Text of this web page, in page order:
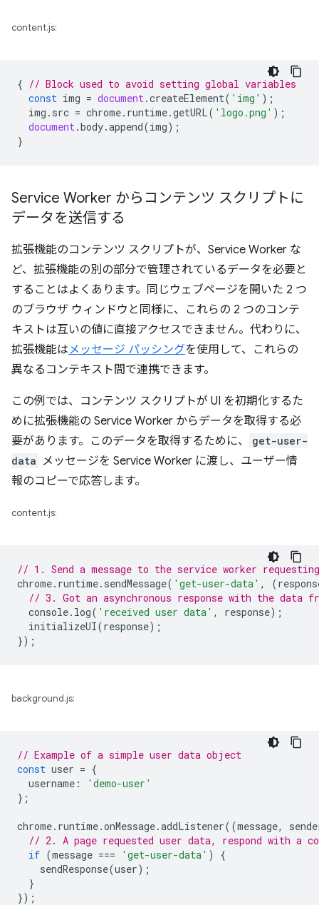
content.js:
{ // Block used to avoid setting global variables
const img = document.createElement( 'img' );
img . src = chrome. runtime.getURL( 'logo.png' );
document.body.append(img);
}
Service Worker からコンテンツ スクリプトに
データを送信する
拡張機能のコンテンツ スクリプトが、Service Worker な
ど、拡張機能の別の部分で管理されているデータを必要と
することはよくあります。同じウェブページを開いた 2 つ
のブラウザ ウィンドウと同様に、これらの 2 つのコンテ
キストは互いの値に直接アクセスできません。代わりに、
拡張機能はメッセージ パッシングを使用して、これらの
異なるコンテキスト間で連携できます。
この例では、コンテンツ スクリプトが UI を初期化するた
めに拡張機能の Service Worker からデータを取得する必
要があります。このデータを取得するために、
get-user-
data メッセージを Service Worker に渡し、ユーザー情
報のコピーで応答します。
content.js:
// 1. Send a message to the service worker
chrome. runtime. sendMessage( 'get-user-data' , (
// 3. Got an asynchronous response with the data
console. log( 'received user data' , response);
initializeUI(response);
});
background.js:
// Example of a simple user data object
const user = {
username :
'demo-user'
};
chrome. runtime.onMessage.addListener((message,
// 2. A page requested user data, respond with a
if (message === 'get-user-data' )
{
sendResponse(user);
}
});